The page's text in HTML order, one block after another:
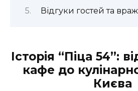
Відгуки гостей та
Історія “Піца 54”:
кафе до
Києва